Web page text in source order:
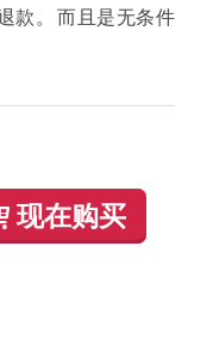
款。
而且是无条件
现在购买